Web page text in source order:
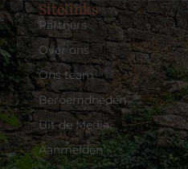
Sitelinks
Partners
Over ons
Ons team
Beroemdheden
Uit de Media
Aanmelden